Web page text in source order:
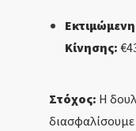
Κίνησης:
Στόχος: Η